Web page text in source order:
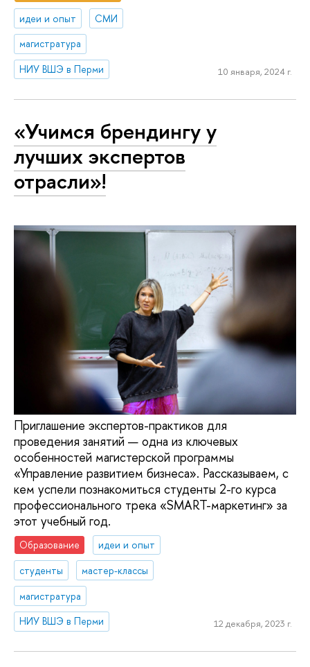
идеи и опыт
СМИ
магистратура
НИУ ВШЭ в Перми
10 января, 2024 г.
«Учимся брендингу у
лучших экспертов
отрасли»!
Приглашение экспертов-практиков для
проведения занятий — одна из ключевых
особенностей магистерской программы
«Управление развитием бизнеса». Рассказываем, с
кем успели познакомиться студенты 2-го курса
профессионального трека «SMART-маркетинг» за
этот учебный год.
Образование
идеи и опыт
студенты
мастер-классы
магистратура
НИУ ВШЭ в Перми
12 декабря, 2023 г.